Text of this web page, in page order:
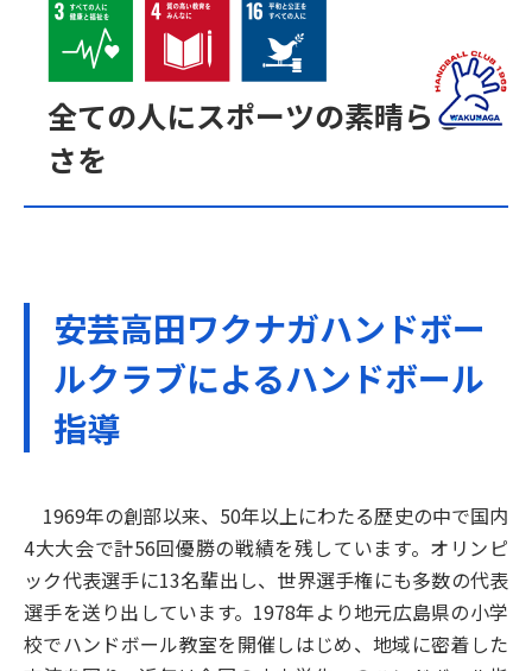
全ての人にスポーツの素晴らし
さを
安芸高田ワクナガハンドボー
ルクラブによるハンドボール
指導
1969年の創部以来、50年以上にわたる歴史の中で国内
4大大会で計56回優勝の戦績を残しています。オリンピ
ック代表選手に13名輩出し、世界選手権にも多数の代表
選手を送り出しています。1978年より地元広島県の小学
校でハンドボール教室を開催しはじめ、地域に密着した